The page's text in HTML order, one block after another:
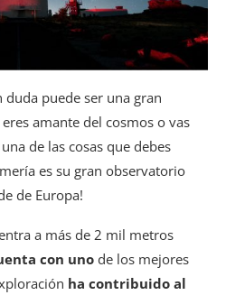
puede ser una gran
amante del cosmos o vas
de las cosas que debes
es su gran observatorio
de Europa!
a más de 2 mil metros
con uno de los mejores
ha contribuido al